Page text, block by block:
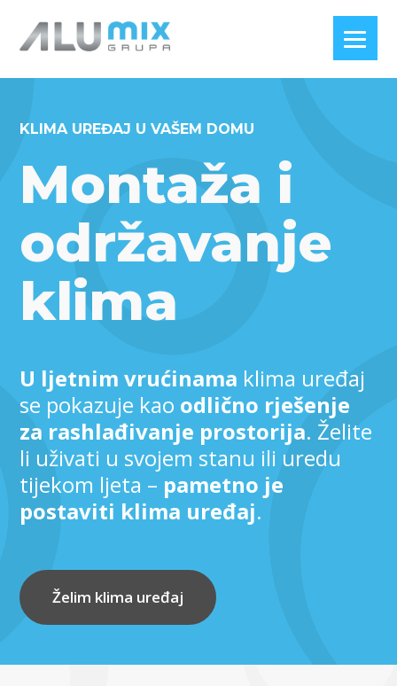
KLIMA UREĐAJ U VAŠEM DOMU
Montaža i
održavanje
klima
U ljetnim vrućinama klima uređaj
se pokazuje kao odlično rješenje
za rashlađivanje prostorija. Želite
li uživati u svojem stanu ili uredu
tijekom ljeta – pametno je
postaviti klima uređaj.
Želim klima uređaj